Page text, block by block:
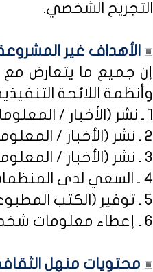
التجريح الشخصي.
الأهداف غير
إن جميع ما يتعارض مع
وأنظمة اللائحة التنفيذية
1 ـ نشر (الأخبار / المعلومات / .. الخ) ذات الطابع السياسي، أو المتضمنة أسماء سياسيين.
2 ـ نشر (الأخبار / المعلومات / .. الخ) ذات العِلاقة بالصراعات (المذهبية / الطائفية / الحزبية / السياسية / .. الخ).
3 ـ نشر (الأخبار / المعلومات / .. الخ) ذات العِلاقة بالخلافات (الرسمية / الشخصية) مع المنظمات (الحكومية / الخاصة / .. الخ).
4 ـ السعي لدى المنظمات (الحكومية / الخاصة / .. الخ) بطلب أو متابعة (التوظيف / الدراسة / البلاغات / الشكاوى / .. الخ).
5 ـ توفير (الكتب المطبوعة / الدراسات العلمية / البحوث الإجرائية / أوراق العمل / الوثائق / التشريعات / الملخصات / .. الخ).
6 ـ إعطاء معلومات شخصية عن (الكتاب المشاركين في منهل الثقافة التربوية / المسؤولين في مختلف المنظمات / .. الخ).
محتويات منهل الثقافة